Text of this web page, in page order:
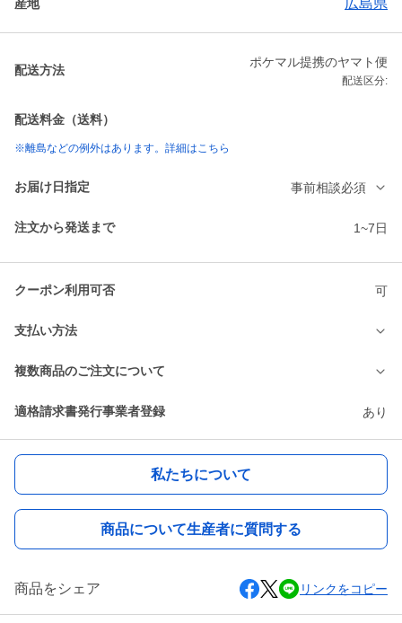
産地 広島県
配送方法
ポケマル提携のヤマト便
配送区分:
配送料金（送料）
※離島などの例外はあります。詳細はこちら
お届け日指定 事前相談必須
注文から発送まで 1~7日
クーポン利用可否 可
支払い方法
複数商品のご注文について
適格請求書発行事業者登録 あり
私たちについて
商品について生産者に質問する
商品をシェア リンクをコピー